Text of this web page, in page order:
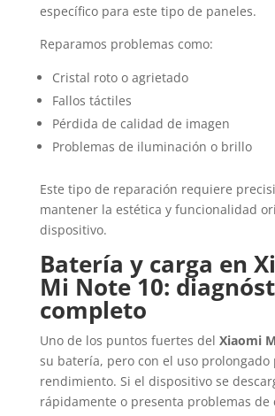
específico para este tipo de paneles.
Reparamos problemas como:
Cristal roto o agrietado
Fallos táctiles
Pérdida de calidad de imagen
Problemas de iluminación o brillo
Este tipo de reparación requiere
mantener la estética y funcionalidad
dispositivo.
Batería y carga en
Mi Note 10:
completo
Uno de los puntos fuertes del Xiaomi
su batería, pero con el uso
rendimiento. Si el dispositivo se
rápidamente o presenta problemas de